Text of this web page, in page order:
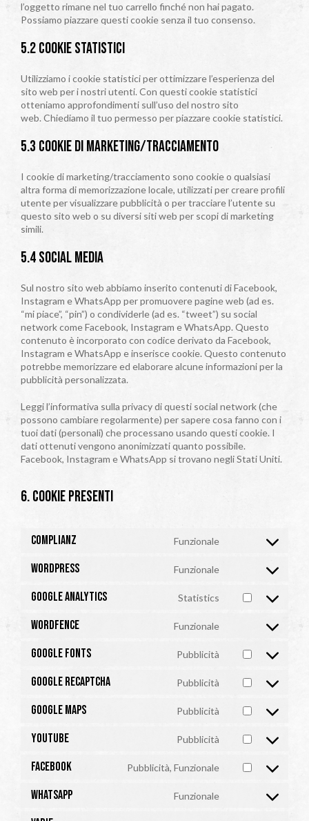
l’oggetto rimane nel tuo carrello finché non hai pagato.
Possiamo piazzare questi cookie senza il tuo consenso.
5.2 Cookie statistici
Utilizziamo i cookie statistici per ottimizzare l’esperienza del
sito web per i nostri utenti. Con questi cookie statistici
otteniamo approfondimenti sull’uso del nostro sito
web. Chiediamo il tuo permesso per piazzare cookie statistici.
5.3 Cookie di marketing/tracciamento
I cookie di marketing/tracciamento sono cookie o qualsiasi
altra forma di memorizzazione locale, utilizzati per creare profili
utente per visualizzare pubblicità o per tracciare l’utente su
questo sito web o su diversi siti web per scopi di marketing
simili.
5.4 Social media
Sul nostro sito web abbiamo inserito contenuti di Facebook,
Instagram e WhatsApp per promuovere pagine web (ad es.
“mi piace”, “pin”) o condividerle (ad es. “tweet”) su social
network come Facebook, Instagram e WhatsApp. Questo
contenuto è incorporato con codice derivato da Facebook,
Instagram e WhatsApp e inserisce cookie. Questo contenuto
potrebbe memorizzare ed elaborare alcune informazioni per la
pubblicità personalizzata.
Leggi l’informativa sulla privacy di questi social network (che
possono cambiare regolarmente) per sapere cosa fanno con i
tuoi dati (personali) che processano usando questi cookie. I
dati ottenuti vengono anonimizzati quanto possibile.
Facebook, Instagram e WhatsApp si trovano negli Stati Uniti.
6. Cookie presenti
Complianz Funzionale
WordPress Funzionale
service
Google Analytics Statistics
Consent
analytics
Wordfence Funzionale
service
Google Fonts Pubblicità
Consent
service
fonts
Google reCAPTCHA Pubblicità
Consent
service
recaptcha
Google Maps Pubblicità
Consent
service
maps
YouTube Pubblicità
Consent
service
Facebook Pubblicità, Funzionale
Consent
WhatsApp Funzionale